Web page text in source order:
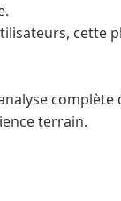
terrain.